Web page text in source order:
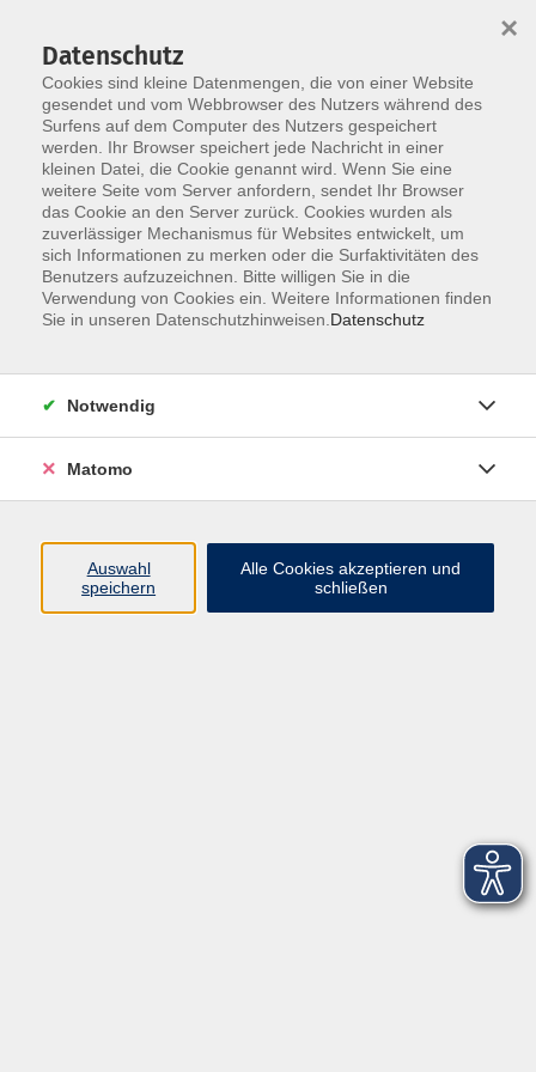
Skip to main content
You are here:
über uns unsere Kursleiter:innen
Der Dozent konnte leider nicht gefunden
werden
Social Media
Barrierefreiheitserklärung
Datenschutz
Cookies sind kleine Datenmengen, die von einer Website
gesendet und vom Webbrowser des Nutzers während des
Surfens auf dem Computer des Nutzers gespeichert
werden. Ihr Browser speichert jede Nachricht in einer
kleinen Datei, die Cookie genannt wird. Wenn Sie eine
weitere Seite vom Server anfordern, sendet Ihr Browser
das Cookie an den Server zurück. Cookies wurden als
zuverlässiger Mechanismus für Websites entwickelt, um
sich Informationen zu merken oder die Surfaktivitäten des
Benutzers aufzuzeichnen. Bitte willigen Sie in die
Verwendung von Cookies ein. Weitere Informationen finden
Sie in unseren Datenschutzhinweisen. Datenschutz
×
Notwendig
Matomo
Auswahl
speichern
Alle Cookies akzeptieren und
schließen